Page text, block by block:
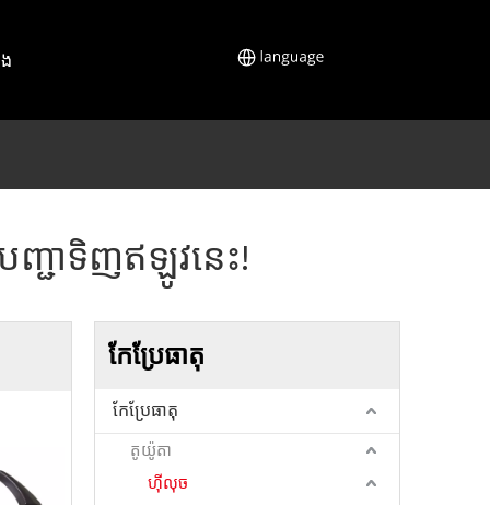
ញ្ជាទិញឥឡូវនេះ!
កែប្រែធាតុ
កែប្រែធាតុ
តូយ៉ូតា
ហ៊ីលុច